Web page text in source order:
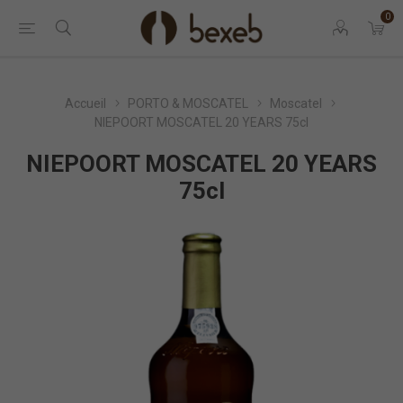
0
Accueil PORTO & MOSCATEL
Moscatel
NIEPOORT MOSCATEL 20 YEARS 75cl
NIEPOORT MOSCATEL 20 YEARS
75cl